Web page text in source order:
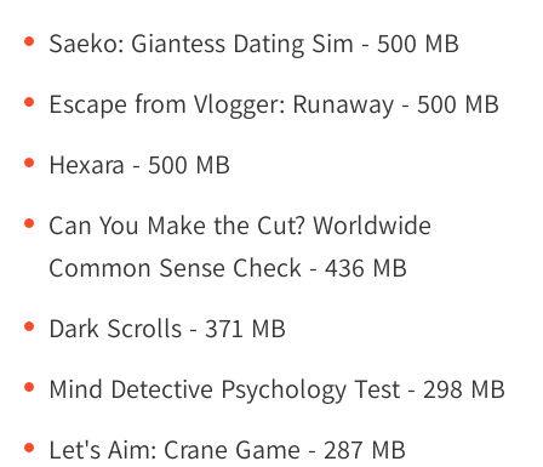
Saeko: Giantess Dating Sim - 500 MB
Escape from Vlogger: Runaway - 500 MB
Hexara - 500 MB
Can You Make the Cut? Worldwide
Common Sense Check - 436 MB
Dark Scrolls - 371 MB
Mind Detective Psychology Test - 298 MB
Let's Aim: Crane Game - 287 MB